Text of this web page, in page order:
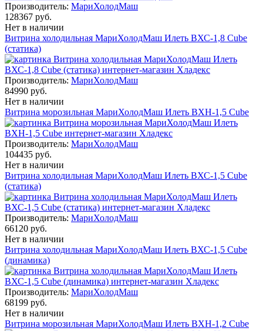
Производитель: МариХолодМаш
128367 руб.
Нет в наличии
Витрина холодильная МариХолодМаш Илеть ВХС-1,8 Cube
(статика)
Производитель: МариХолодМаш
84990 руб.
Нет в наличии
Витрина морозильная МариХолодМаш Илеть ВХН-1,5 Cube
Производитель: МариХолодМаш
104435 руб.
Нет в наличии
Витрина холодильная МариХолодМаш Илеть ВХС-1,5 Cube
(статика)
Производитель: МариХолодМаш
66120 руб.
Нет в наличии
Витрина холодильная МариХолодМаш Илеть ВХС-1,5 Cube
(динамика)
Производитель: МариХолодМаш
68199 руб.
Нет в наличии
Витрина морозильная МариХолодМаш Илеть ВХН-1,2 Cube